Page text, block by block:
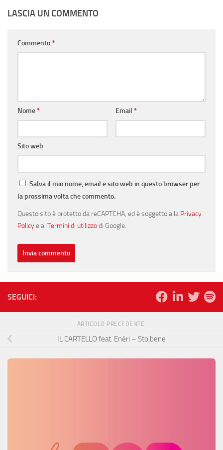
LASCIA UN COMMENTO
Commento*
Nome* Email *
Sito web
Salva il mio nome, email e sito web in questo browser per
la prossima volta che commento.
Questo sito è protetto da reCAPTCHA, ed è soggetto alla Privacy
Policye ai Termini di utilizzodi Google.
SEGUICI:
ARTICOLO PRECEDENTE
IL CARTELLO feat. Enéri – Sto bene